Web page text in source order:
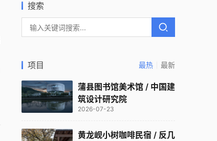
搜索
项目 最热 最新
蒲县图书馆美术馆 / 中国建
筑设计研究院
2026-07-23
黄龙岘小树咖啡民宿 / 反几